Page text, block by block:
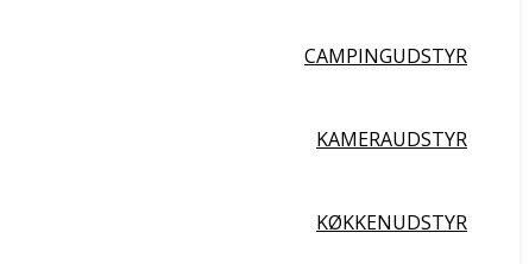
CAMPINGUDSTYR
KAMERAUDSTYR
KØKKENUDSTYR